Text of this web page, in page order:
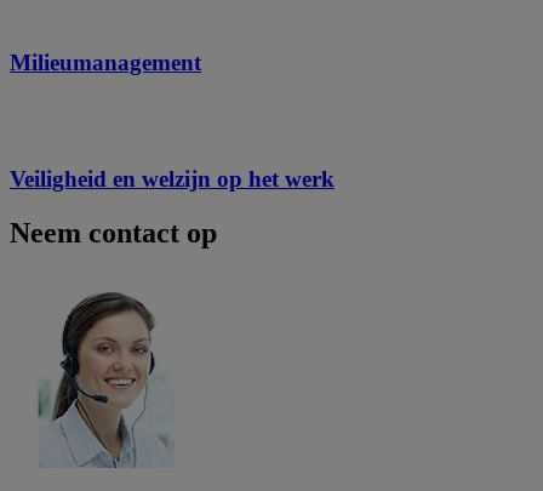
Milieumanagement
Veiligheid en welzijn op het werk
Neem contact op